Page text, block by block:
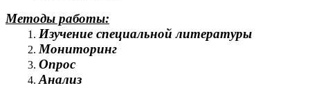
Методы работы:
Изучение специальной литературы
Мониторинг
Опрос
Анализ